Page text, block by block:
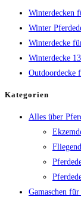
Winterdecken
Winter
Winterdecke
Winterdecke
Outdoordecke
Kategorien
Alles über
Gamaschen